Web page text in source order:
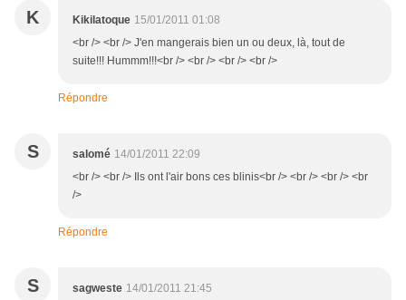
K Kikilatoque 15/01/2011 01:08
<br /> <br /> J'en mangerais bien un ou deux, là, tout de
suite!!! Hummm!!!<br /> <br /> <br /> <br />
Répondre
S salomé 14/01/2011 22:09
<br /> <br /> Ils ont l'air bons ces blinis<br /> <br /> <br /> <br
/>
Répondre
S sagweste 14/01/2011 21:45